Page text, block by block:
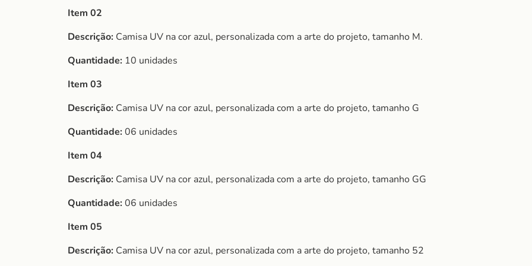
Item 02
Descrição: Camisa UV na cor azul, personalizada com a arte do projeto, tamanho M.
Quantidade: 10 unidades
Item 03
Descrição: Camisa UV na cor azul, personalizada com a arte do projeto, tamanho G
Quantidade:06 unidades
Item 04
Descrição: Camisa UV na cor azul, personalizada com a arte do projeto, tamanho GG
Quantidade:06 unidades
Item 05
Descrição: Camisa UV na cor azul, personalizada com a arte do projeto, tamanho 52